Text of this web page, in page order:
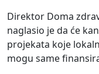
Direktor Doma
naglasio je da će
projekata koje
mogu same